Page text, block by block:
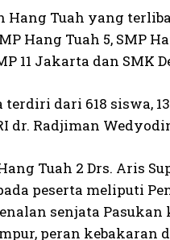
Hang Tuah yang
Hang Tuah 5, SMP
11 Jakarta dan SMK
terdiri dari 618 siswa,
dr. Radjiman
Tuah 2 Drs. Aris
peserta meliputi
senjata
peran